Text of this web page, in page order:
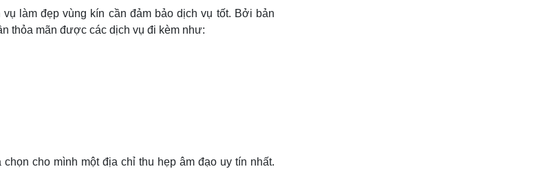
làm đẹp vùng kín cần đảm bảo dịch vụ tốt. Bởi bản
thỏa mãn được các dịch vụ đi kèm như:
cho mình một địa chỉ thu hẹp âm đạo uy tín nhất.